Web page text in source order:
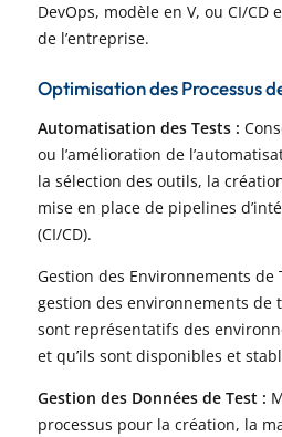
DevOps, modèle en V, ou CI/CD
de l’entreprise.
Optimisation des Processus
Automatisation des Tests :
ou l’amélioration de
la sélection des outils, la
mise en place de pipelines
(CI/CD).
Gestion des Environnements
gestion des environnements de
sont représentatifs des
et qu’ils sont disponibles et
Gestion des Données de Test :
processus pour la création, la